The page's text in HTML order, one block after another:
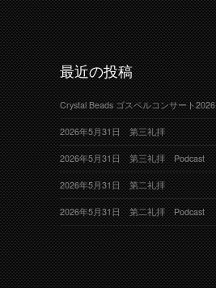
最近の投稿
Crystal Beads ゴスペルコンサート2026
2026年5月31日 第三礼拝
2026年5月31日 第三礼拝 Podcast
2026年5月31日 第二礼拝
2026年5月31日 第二礼拝 Podcast